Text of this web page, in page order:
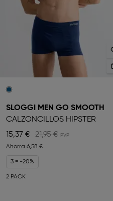
SLOGGI MEN GO SMOOTH
CALZONCILLOS HIPSTER
15,37 €
21,95 €
Ahorra 6,58 €
3 = -20%
2 PACK